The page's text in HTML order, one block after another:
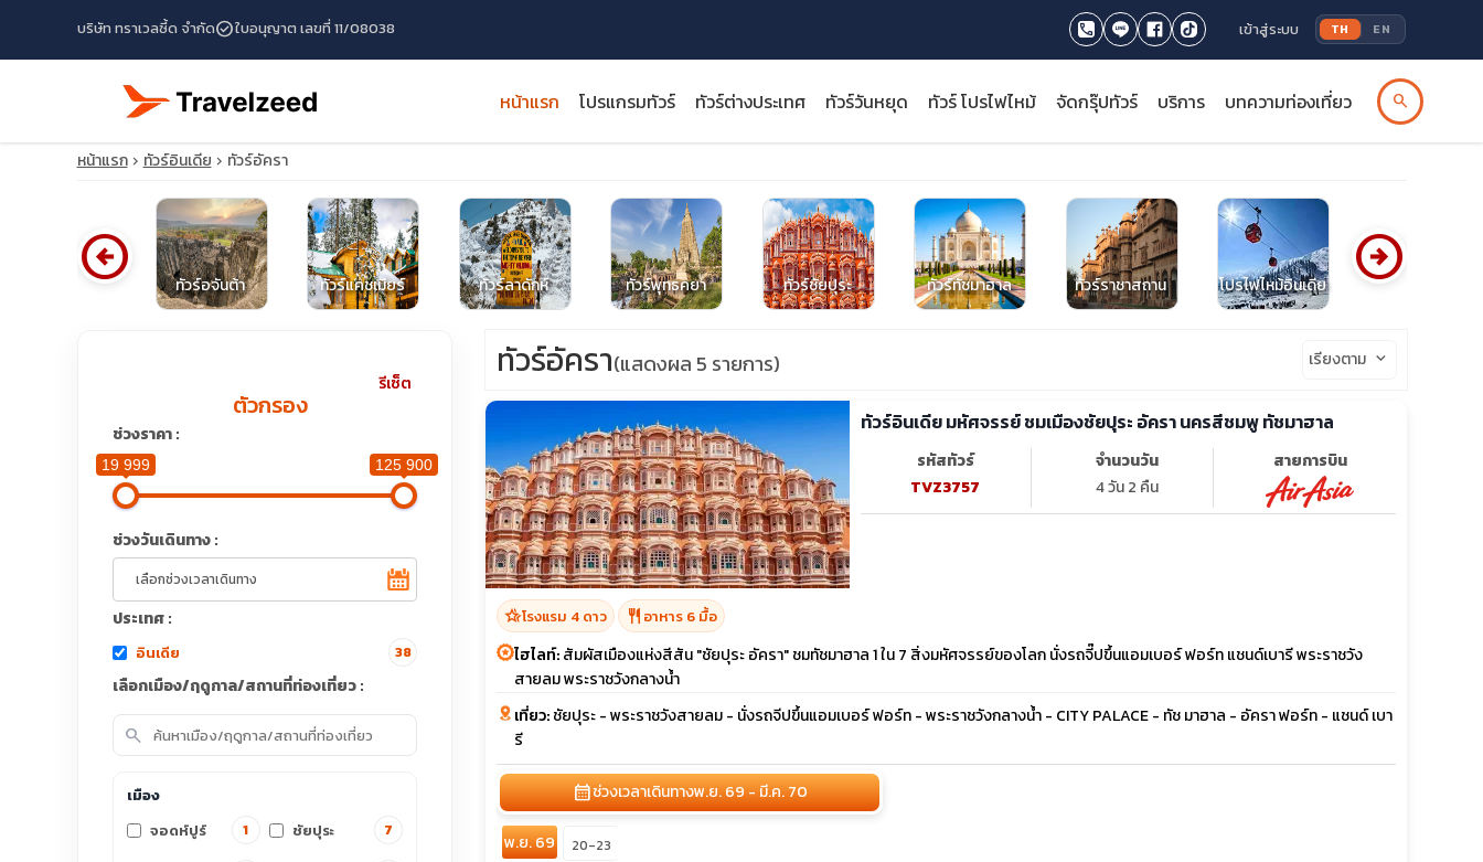
บริษัท ทราเวลซี้ด จำกัดcheck_circleใบอนุญาต เลขที่ 11/08038 เข้าสู่ระบบ TH EN
หน้าแรก โปรแกรมทัวร์ ทัวร์ต่างประเทศ ทัวร์วันหยุด ทัวร์ โปรไฟไหม้ จัดกรุ๊ปทัวร์ บริการ บทความท่องเที่ยว search
close
หน้าแรก ทัวร์อินเดีย ทัวร์อัครา
โปรไฟไหม้อินเดีย ทัวร์อจันต้า ทัวร์แคชเมียร์ ทัวร์ลาดักห์ ทัวร์พุทธคยา ทัวร์ชัยปุระ ทัวร์ทัชมาฮาล ทัวร์ราชาสถาน โปรไฟไหม้อินเดีย
arrow_circle_left arrow_circle_right
รีเซ็ต
ตัวกรอง
ช่วงราคา :
19 999 125 900
ช่วงวันเดินทาง :
ประเทศ :
อินเดีย 38
เลือกเมือง/ฤดูกาล/สถานที่ท่องเที่ยว :
search
เมือง
จอดห์ปูร์
1 ชัยปุระ 7
ทัวร์อัครา(แสดงผล 5 รายการ) เรียงตาม keyboard_arrow_down
ทัวร์อินเดีย มหัศจรรย์ ชมเมืองชัยปุระ อัครา นครสีชมพู ทัชมาฮาล
รหัสทัวร์
TVZ3757
จำนวนวัน
4 วัน 2 คืน
สายการบิน
hotel_classโรงแรม 4 ดาว restaurant อาหาร 6 มื้อ
ไฮไลท์:สัมผัสเมืองแห่งสีสัน "ชัยปุระ อัครา" ชมทัชมาฮาล 1 ใน 7 สิ่งมหัศจรรย์ของโลก นั่งรถจี๊ปขึ้นแอมเบอร์ ฟอร์ท แชนด์เบารี พระราชวัง
สายลม พระราชวังกลางน้ำ
เที่ยว:ชัยปุระ - พระราชวังสายลม - นั่งรถจีปขึ้นแอมเบอร์ ฟอร์ท - พระราชวังกลางน้ำ - CITY PALACE - ทัช มาฮาล - อัครา ฟอร์ท - แชนด์ เบา
รี
calendar_monthช่วงเวลาเดินทางพ.ย. 69 - มี.ค. 70
พ.ย. 69 20-23